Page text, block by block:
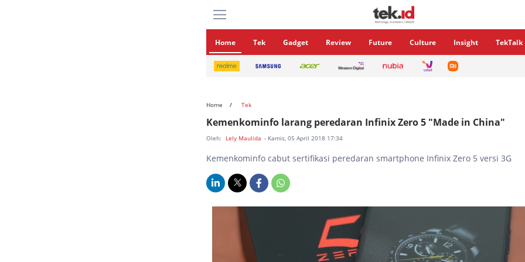
Home Tek Gadget Review Future Culture Insight TekTalk
Home Tek
Kemenkominfo larang peredaran Infinix Zero 5 "Made in China"
Oleh: Lely Maulida - Kamis, 05 April 2018 17:34
Kemenkominfo cabut sertifikasi peredaran smartphone Infinix Zero 5 versi 3G